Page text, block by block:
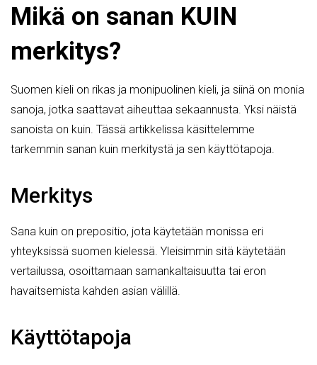
Mikä on sanan KUIN
merkitys?
Suomen kieli on rikas ja monipuolinen kieli, ja siinä on monia
sanoja, jotka saattavat aiheuttaa sekaannusta. Yksi näistä
sanoista on kuin. Tässä artikkelissa käsittelemme
tarkemmin sanan kuin merkitystä ja sen käyttötapoja.
Merkitys
Sana kuin on prepositio, jota käytetään monissa eri
yhteyksissä suomen kielessä. Yleisimmin sitä käytetään
vertailussa, osoittamaan samankaltaisuutta tai eron
havaitsemista kahden asian välillä.
Käyttötapoja